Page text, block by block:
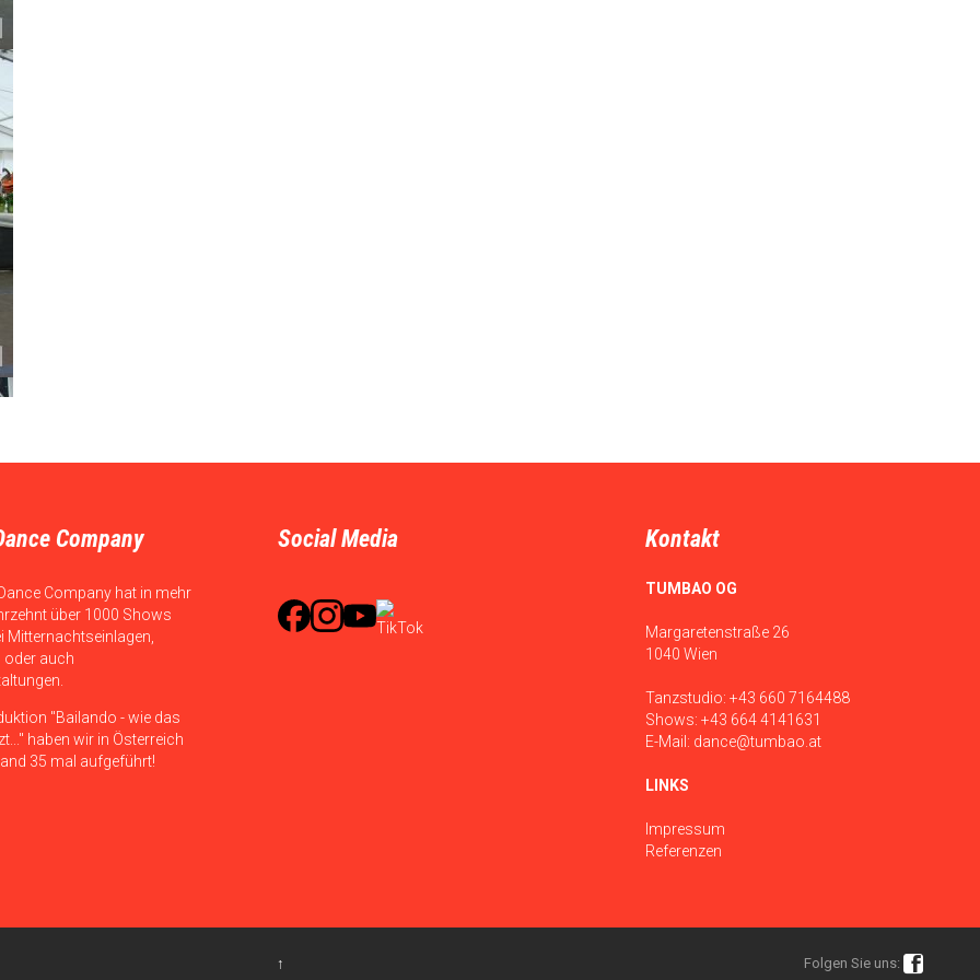
Company
Company hat in mehr
über 1000 Shows
Mitternachtseinlagen,
oder auch
"Bailando - wie das
haben wir in Österreich
35 mal aufgeführt!
Social Media Kontakt
TUMBAO OG
Margaretenstraße 26
1040 Wien
Tanzstudio: +43 660 7164488
Shows: +43 664 4141631
E-Mail: dance@tumbao.at
LINKS
Impressum
Referenzen
↑ Folgen Sie uns: 